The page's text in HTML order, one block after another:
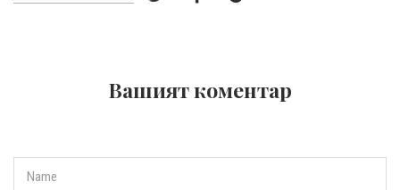
Вашият коментар